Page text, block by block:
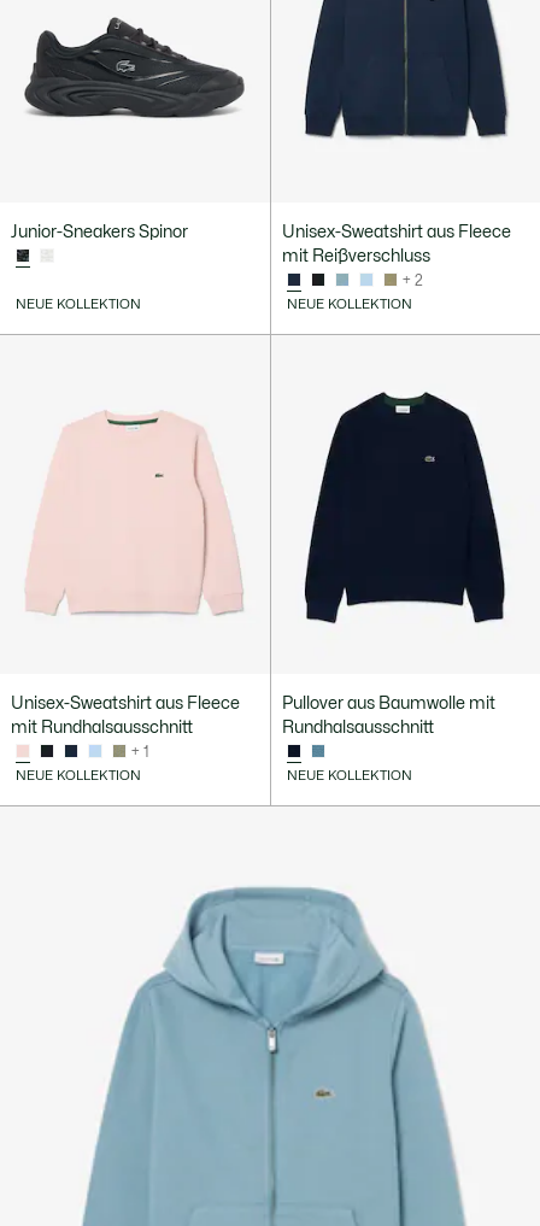
Junior-Sneakers Spinor
NEUE KOLLEKTION
Unisex-Sweatshirt aus Fleece
mit Reißverschluss
+ 2
NEUE KOLLEKTION
Unisex-Sweatshirt aus Fleece
mit Rundhalsausschnitt
+ 1
NEUE KOLLEKTION
Pullover aus Baumwolle mit
Rundhalsausschnitt
NEUE KOLLEKTION